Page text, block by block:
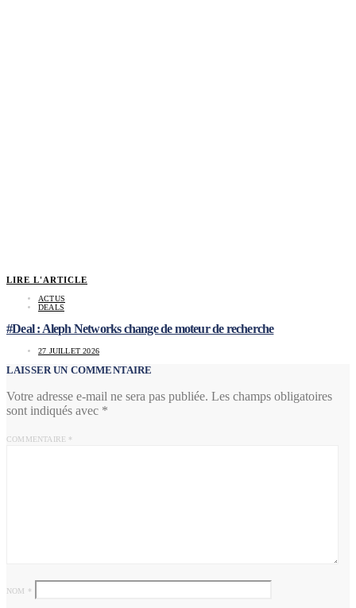
LIRE L'ARTICLE
ACTUS
DEALS
#Deal : Aleph Networks change de moteur de recherche
27 JUILLET 2026
LAISSER UN COMMENTAIRE
Votre adresse e-mail ne sera pas publiée. Les champs obligatoires
sont indiqués avec *
COMMENTAIRE *
NOM *